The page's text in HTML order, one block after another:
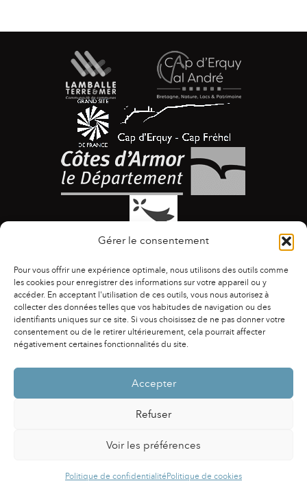
Gérer le consentement
Pour vous offrir une expérience optimale, nous utilisons des outils comme
les cookies pour enregistrer des informations sur votre appareil ou y
accéder. En acceptant l'utilisation de ces outils, vous nous autorisez à
collecter des données telles que vos habitudes de navigation ou des
identifiants uniques sur ce site. Si vous choisissez de ne pas donner votre
consentement ou de le retirer ultérieurement, cela pourrait affecter
négativement certaines fonctionnalités du site.
Accepter
Refuser
Voir les préférences
Politique de confidentialitéPolitique de cookies
ACCESSIBILITÉ | AGENDA | ASSOCIATIONS
|
CONTACTS
PUBLICATIONS | ESPACE PRESSE